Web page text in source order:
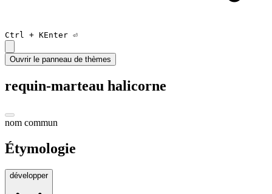
Ctrl + KEnter ⏎
Ouvrir le panneau de thèmes
requin-marteau halicorne
nom commun
Étymologie
développer